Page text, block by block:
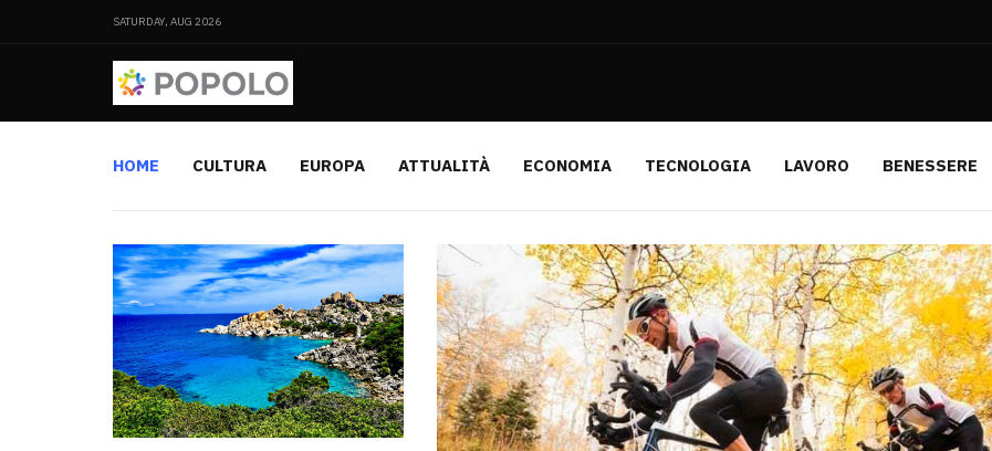
SATURDAY, AUG 2026
HOME CULTURA EUROPA ATTUALITÀ ECONOMIA TECNOLOGIA LAVORO BENESSERE